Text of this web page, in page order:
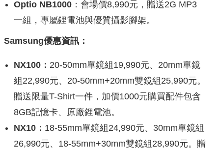
Optio NB1000 ：會場價8,990元，贈送2G MP3
一組，專屬鋰電池與優質攝影腳架。
Samsung優惠資訊：
NX100： 20-50mm單鏡組19,990元、20mm單鏡
組22,990元、20-50mm+20mm雙鏡組25,990元。
贈送限量T-Shirt一件，加價1000元購買配件包含
8GB記憶卡、原廠鋰電池。
NX10： 18-55mm單鏡組24,990元、30mm單鏡組
26,990元、18-55mm+30mm雙鏡組28,990元。贈